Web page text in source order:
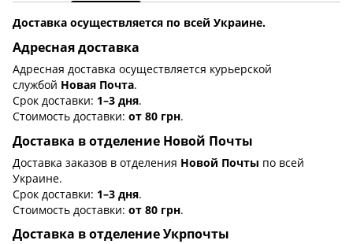
Доставка осуществляется по всей Украине.
Адресная доставка
Адресная доставка осуществляется курьерской
службой Новая Почта.
Срок доставки: 1–3 дня.
Стоимость доставки: от 80 грн.
Доставка в отделение Новой Почты
Доставка заказов в отделения Новой Почты по всей
Украине.
Срок доставки: 1–3 дня.
Стоимость доставки: от 80 грн.
Доставка в отделение Укрпочты